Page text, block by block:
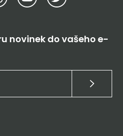
novinek do vašeho e-